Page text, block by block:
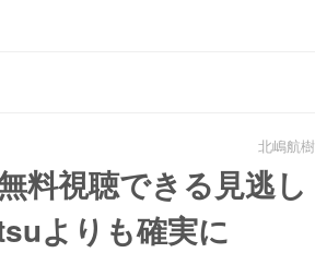
北嶋航樹
料視聴できる見逃し
よりも確実に